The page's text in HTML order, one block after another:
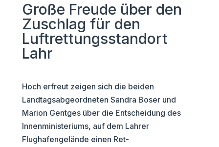
Große Freude über den
Zuschlag für den
Luftrettungsstandort
Lahr
Hoch erfreut zeigen sich die beiden
Landtagsabgeordneten Sandra Boser und
Marion Gentges über die Entscheidung des
Innenministeriums, auf dem Lahrer
Flughafengelände einen Ret-